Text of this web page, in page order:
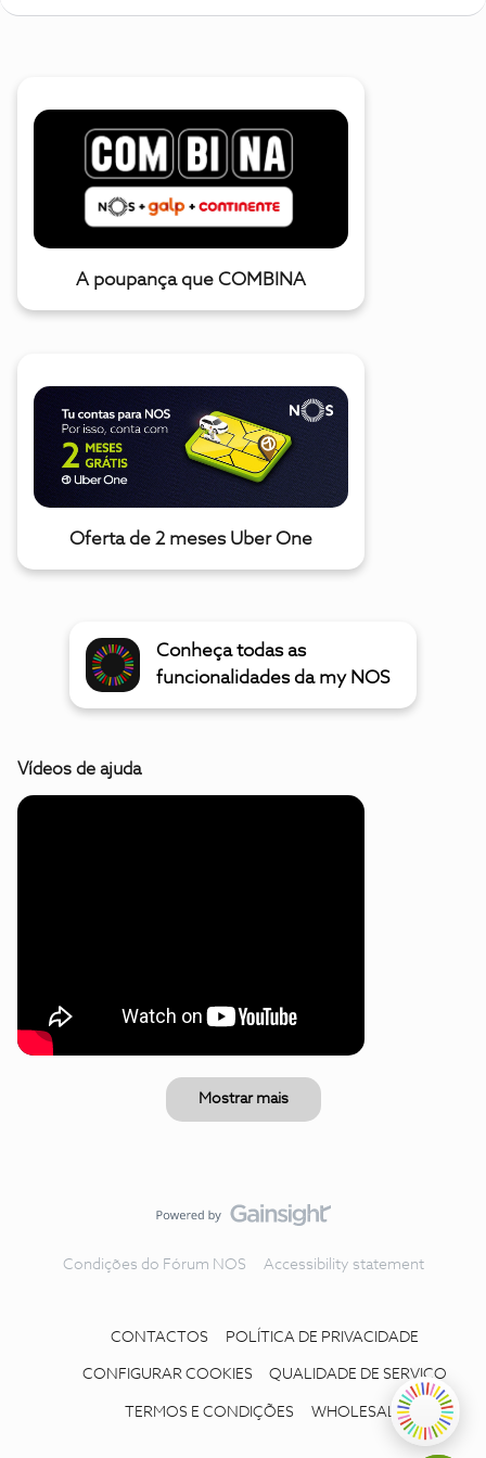
A poupança que COMBINA
Oferta de 2 meses Uber One
Conheça todas as
funcionalidades da my NOS
Vídeos de ajuda
Mostrar mais
Condições do Fórum NOS Accessibility statement
CONTACTOS POLÍTICA DE PRIVACIDADE
CONFIGURAR COOKIES QUALIDADE DE SERVIÇO
TERMOS E CONDIÇÕES WHOLESALE